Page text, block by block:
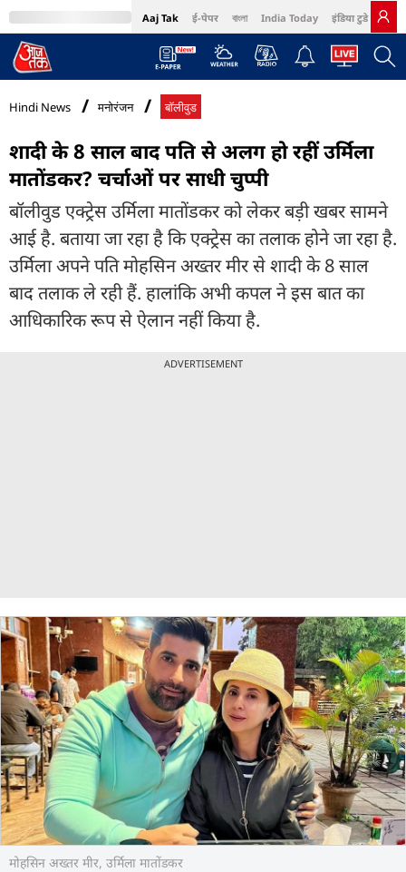
Aaj Tak ई-पेपर বাংলা India Today इंडिया टुडे हिंदी
MumbaiTak Cosmopolitan Harper's Bazaar Northeast
Hindi News मनोरंजन बॉलीवुड
शादी के 8 साल बाद पति से अलग हो रहीं उर्मिला
मातोंडकर? चर्चाओं पर साधी चुप्पी
बॉलीवुड एक्ट्रेस उर्मिला मातोंडकर को लेकर बड़ी खबर सामने
आई है. बताया जा रहा है कि एक्ट्रेस का तलाक होने जा रहा है.
उर्मिला अपने पति मोहसिन अख्तर मीर से शादी के 8 साल
बाद तलाक ले रही हैं. हालांकि अभी कपल ने इस बात का
आधिकारिक रूप से ऐलान नहीं किया है.
ADVERTISEMENT
मोहसिन अख्तर मीर, उर्मिला मातोंडकर